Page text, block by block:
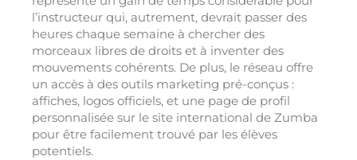
l’instructeur qui, autrement, devrait passer des
heures chaque semaine à chercher des
morceaux libres de droits et à inventer des
mouvements cohérents. De plus, le réseau offre
un accès à des outils marketing pré-conçus :
affiches, logos officiels, et une page de profil
personnalisée sur le site international de Zumba
pour être facilement trouvé par les élèves
potentiels.